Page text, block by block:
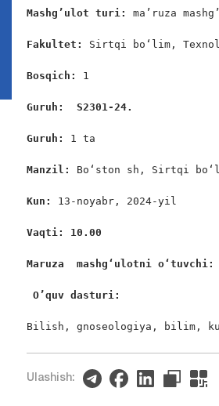
Mashg’ulot turi: ma’ruza
Fakultet: Sirtqi bo‘lim,
Bosqich: 1
Guruh:  S2301-24.
Guruh: 1 ta
Manzil: Bo‘ston sh, Sirtqi
Kun: 13-noyabr, 2024-yil
Vaqti: 10.00
Maruza  mashgʻulotni
O’quv dasturi:
Bilish, gnoseologiya, bilim,
Ulashish: